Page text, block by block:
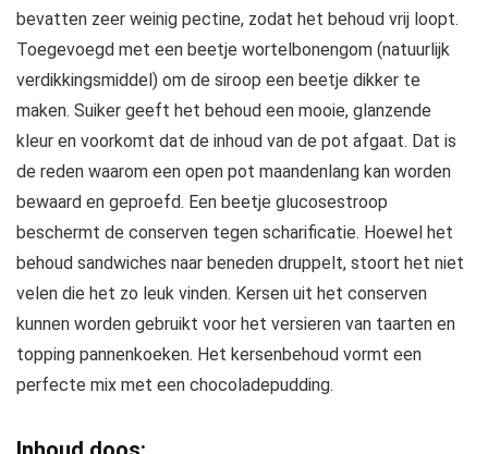
bevatten zeer weinig pectine, zodat het behoud vrij loopt.
Toegevoegd met een beetje wortelbonengom (natuurlijk
verdikkingsmiddel) om de siroop een beetje dikker te
maken. Suiker geeft het behoud een mooie, glanzende
kleur en voorkomt dat de inhoud van de pot afgaat. Dat is
de reden waarom een open pot maandenlang kan worden
bewaard en geproefd. Een beetje glucosestroop
beschermt de conserven tegen scharificatie. Hoewel het
behoud sandwiches naar beneden druppelt, stoort het niet
velen die het zo leuk vinden. Kersen uit het conserven
kunnen worden gebruikt voor het versieren van taarten en
topping pannenkoeken. Het kersenbehoud vormt een
perfecte mix met een chocoladepudding.